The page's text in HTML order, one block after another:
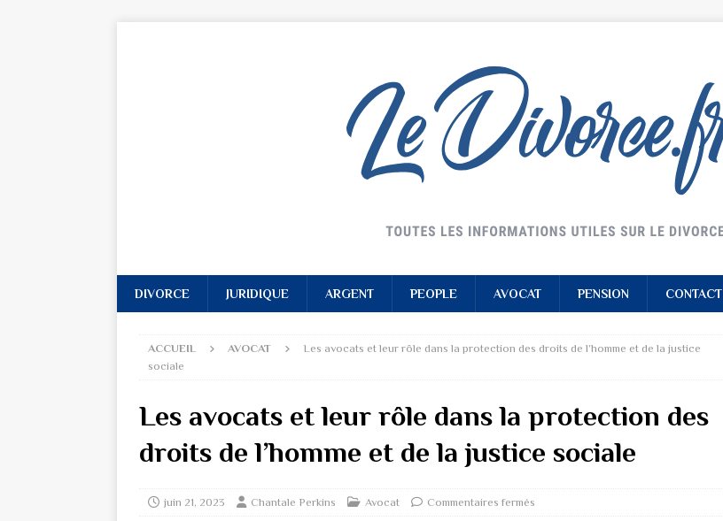
DIVORCE JURIDIQUE ARGENT PEOPLE AVOCAT PENSION CONTACT
ACCUEIL AVOCAT
Les avocats et leur rôle dans la protection des droits de l’homme et de la justice
sociale
Les avocats et leur rôle dans la protection des
droits de l’homme et de la justice sociale
juin 21, 2023 Chantale Perkins Avocat Commentaires fermés